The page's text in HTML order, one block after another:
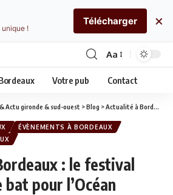
Aa
Votre pub Contact
Actu gironde & sud-ouest >Blog >Actualité à Bordeaux
ÉVÈNEMENTS À BORDEAUX
: le festival
pour l’Océan
!
Télécharger ×